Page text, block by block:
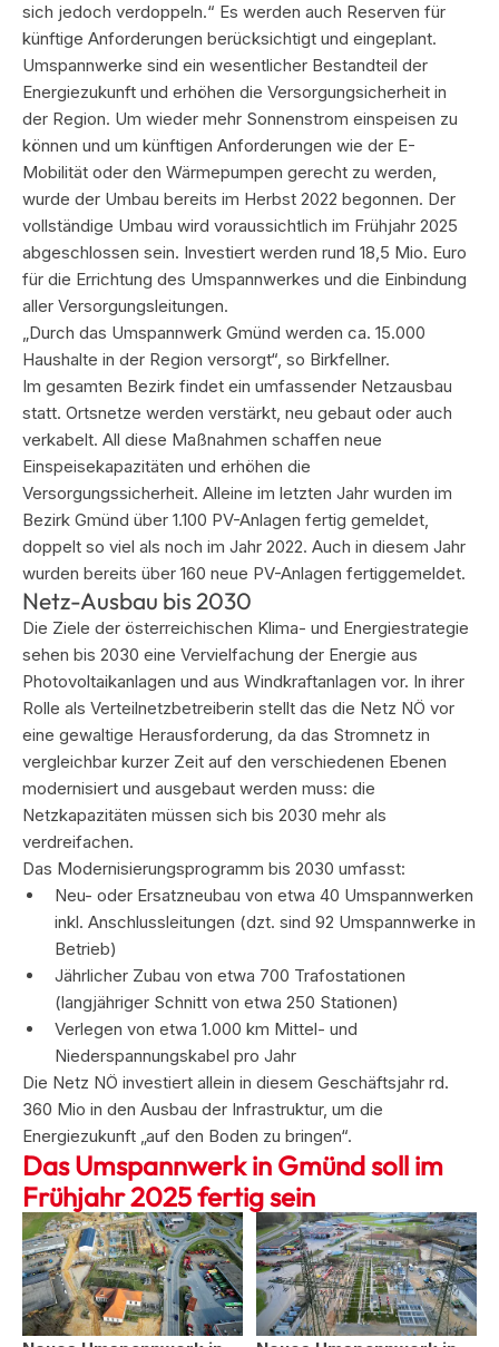
sich jedoch verdoppeln.“ Es werden auch Reserven für
künftige Anforderungen berücksichtigt und eingeplant.
Umspannwerke sind ein wesentlicher Bestandteil der
Energiezukunft und erhöhen die Versorgungsicherheit in
der Region. Um wieder mehr Sonnenstrom einspeisen zu
können und um künftigen Anforderungen wie der E-
Mobilität oder den Wärmepumpen gerecht zu werden,
wurde der Umbau bereits im Herbst 2022 begonnen. Der
vollständige Umbau wird voraussichtlich im Frühjahr 2025
abgeschlossen sein. Investiert werden rund 18,5 Mio. Euro
für die Errichtung des Umspannwerkes und die Einbindung
aller Versorgungsleitungen.
„Durch das Umspannwerk Gmünd werden ca. 15.000
Haushalte in der Region versorgt“, so Birkfellner.
Im gesamten Bezirk findet ein umfassender Netzausbau
statt. Ortsnetze werden verstärkt, neu gebaut oder auch
verkabelt. All diese Maßnahmen schaffen neue
Einspeisekapazitäten und erhöhen die
Versorgungssicherheit. Alleine im letzten Jahr wurden im
Bezirk Gmünd über 1.100 PV-Anlagen fertig gemeldet,
doppelt so viel als noch im Jahr 2022. Auch in diesem Jahr
wurden bereits über 160 neue PV-Anlagen fertiggemeldet.
Netz-Ausbau bis 2030
Die Ziele der österreichischen Klima- und Energiestrategie
sehen bis 2030 eine Vervielfachung der Energie aus
Photovoltaikanlagen und aus Windkraftanlagen vor. In ihrer
Rolle als Verteilnetzbetreiberin stellt das die Netz NÖ vor
eine gewaltige Herausforderung, da das Stromnetz in
vergleichbar kurzer Zeit auf den verschiedenen Ebenen
modernisiert und ausgebaut werden muss: die
Netzkapazitäten müssen sich bis 2030 mehr als
verdreifachen.
Das Modernisierungsprogramm bis 2030 umfasst:
Neu- oder Ersatzneubau von etwa 40 Umspannwerken
inkl. Anschlussleitungen (dzt. sind 92 Umspannwerke in
Betrieb)
Jährlicher Zubau von etwa 700 Trafostationen
(langjähriger Schnitt von etwa 250 Stationen)
Verlegen von etwa 1.000 km Mittel- und
Niederspannungskabel pro Jahr
Die Netz NÖ investiert allein in diesem Geschäftsjahr rd.
360 Mio in den Ausbau der Infrastruktur, um die
Energiezukunft „auf den Boden zu bringen“.
Das Umspannwerk in Gmünd soll im
Frühjahr 2025 fertig sein